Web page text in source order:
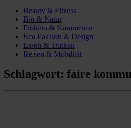
Beauty & Fitness
Bio & Natur
Diskurs & Kommentar
Eco Fashion & Design
Essen & Trinken
Reisen & Mobilität
Schlagwort: faire